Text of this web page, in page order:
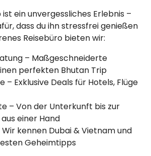
ist ein unvergessliches Erlebnis –
dass du ihn stressfrei genießen
Reisebüro bieten wir:
– Maßgeschneiderte
perfekten Bhutan Trip
– Exklusive Deals für Hotels, Flüge
– Von der Unterkunft bis zur
einer Hand
kennen Dubai & Vietnam und
Geheimtipps